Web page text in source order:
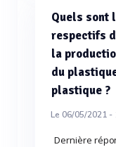
Quels sont
respectifs
la
du
plastique ?
Le 06/05/2021 -
Dernière